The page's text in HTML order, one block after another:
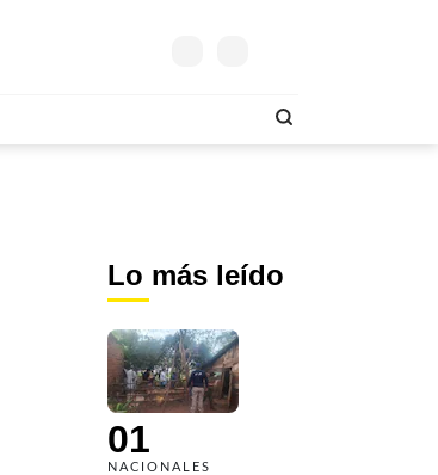
Lo más leído
01
NACIONALES